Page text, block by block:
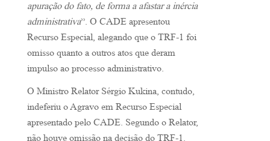
apuração do fato, de forma a afastar a inércia
administrativa”. O CADE apresentou
Recurso Especial, alegando que o TRF-1 foi
omissoquanto a outros atos que deram
impulso ao processo administrativo.
O Ministro Relator Sérgio Kukina, contudo,
indeferiu o Agravo em Recurso Especial
apresentado pelo CADE. Segundo o Relator,